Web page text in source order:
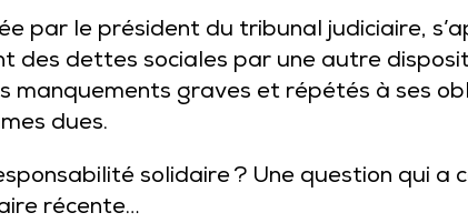
par le président du tribunal judiciaire,
des dettes sociales par une autre
graves et répétés à ses
dues.
solidaire ? Une question qui
récente…